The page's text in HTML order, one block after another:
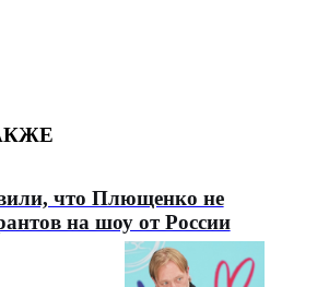
что Плющенко не
на шоу от России